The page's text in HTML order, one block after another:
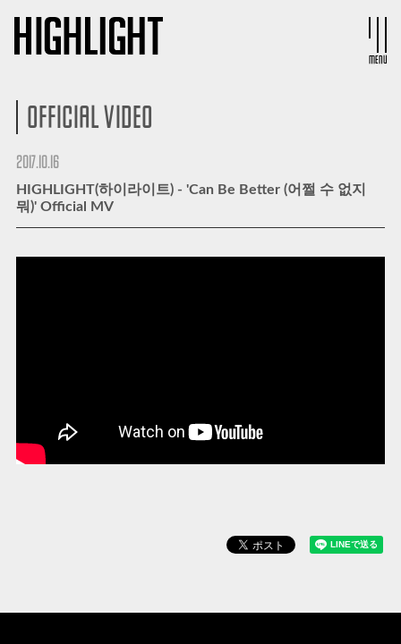
MENU
OFFICIAL VIDEO
2017.10.16
HIGHLIGHT(하이라이트) - 'Can Be Better (어쩔 수 없지
뭐)' Official MV